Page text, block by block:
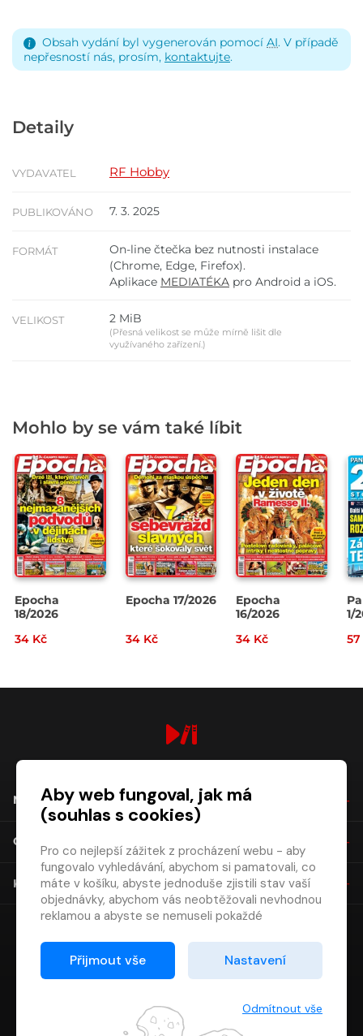
Obsah vydání byl vygenerován pomocí AI. V případě
nepřesností nás, prosím, kontaktujte.
Detaily
VYDAVATEL RF Hobby
PUBLIKOVÁNO 7. 3. 2025
FORMÁT
On-line čtečka bez nutnosti instalace
(Chrome, Edge, Firefox).
Aplikace MEDIATÉKA pro Android a iOS.
VELIKOST 2 MiB
(Přesná velikost se může mírně lišit dle
využívaného zařízení.)
Mohlo by se vám také líbit
Epocha
18/2026
34 Kč
Epocha 17/2026
34 Kč
Epocha
16/2026
34 Kč
1/
57
NÁKUP
O SPOLEČNOSTI
KONTAKT
Aby web fungoval, jak má
(souhlas s cookies)
Pro co nejlepší zážitek z procházení webu - aby
fungovalo vyhledávání, abychom si pamatovali, co
máte v košíku, abyste jednoduše zjistili stav vaší
objednávky, abychom vás neobtěžovali nevhodnou
reklamou a abyste se nemuseli pokaždé
Proto od vás potřebujeme souhlas se
zpracováním souborů cookies
Děkujeme, že nám ho dáte a pomůžete nám tak
Přijmout vše Nastavení
Odmítnout vše